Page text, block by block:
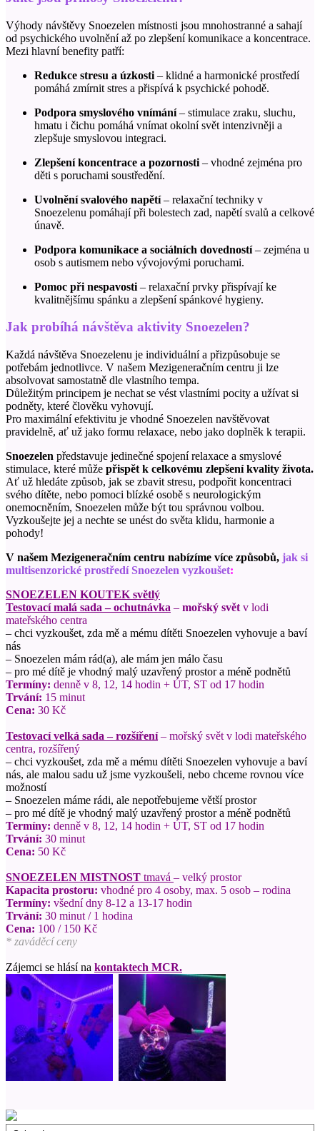
Výhody návštěvy Snoezelen místnosti jsou mnohostranné a sahají
od psychického uvolnění až po zlepšení komunikace a koncentrace.
Mezi hlavní benefity patří:
Redukce stresu a úzkosti – klidné a harmonické prostředí
pomáhá zmírnit stres a přispívá k psychické pohodě.
Podpora smyslového vnímání– stimulace zraku, sluchu,
hmatu i čichu pomáhá vnímat okolní svět intenzivněji a
zlepšuje smyslovou integraci.
Zlepšení koncentrace a pozornosti – vhodné zejména pro
děti s poruchami soustředění.
Uvolnění svalového napětí– relaxační techniky v
Snoezelenu pomáhají při bolestech zad, napětí svalů a celkové
únavě.
Podpora komunikace a sociálních dovedností– zejména u
osob s autismem nebo vývojovými poruchami.
Pomoc při nespavosti – relaxační prvky přispívají ke
kvalitnějšímu spánku a zlepšení spánkové hygieny.
Jak probíhá návštěva aktivity Snoezelen?
Každá návštěva Snoezelenu je individuální a přizpůsobuje se
potřebám jednotlivce. V našem Mezigeneračním centru ji lze
absolvovat samostatně dle vlastního tempa.
Důležitým principem je nechat se vést vlastními pocity a užívat si
podněty, které člověku vyhovují.
Pro maximální efektivitu je vhodné Snoezelen navštěvovat
pravidelně, ať už jako formu relaxace, nebo jako doplněk k terapii.
Snoezelen představuje jedinečné spojení relaxace a smyslové
stimulace, které může přispět k celkovému zlepšení kvality života.
Ať už hledáte způsob, jak se zbavit stresu, podpořit koncentraci
svého dítěte, nebo pomoci blízké osobě s neurologickým
onemocněním, Snoezelen může být tou správnou volbou.
Vyzkoušejte jej a nechte se unést do světa klidu, harmonie a
pohody!
V našem Mezigeneračním centru nabízíme více způsobů, jak si
multisenzorické prostředí Snoezelen vyzkoušet:
SNOEZELEN KOUTEK světlý
Testovací malá sada – ochutnávka – mořský svět v lodi
mateřského centra
– chci vyzkoušet, zda mě a mému dítěti Snoezelen vyhovuje a baví
nás
– Snoezelen mám rád(a), ale mám jen málo času
– pro mé dítě je vhodný malý uzavřený prostor a méně podnětů
Termíny: denně v 8, 12, 14 hodin + ÚT, ST od 17 hodin
Trvání: 15 minut
Cena: 30 Kč
Testovací velká sada – rozšíření– mořský svět v lodi mateřského
centra, rozšířený
– chci vyzkoušet, zda mě a mému dítěti Snoezelen vyhovuje a baví
nás, ale malou sadu už jsme vyzkoušeli, nebo chceme rovnou více
možností
– Snoezelen máme rádi, ale nepotřebujeme větší prostor
– pro mé dítě je vhodný malý uzavřený prostor a méně podnětů
Termíny: denně v 8, 12, 14 hodin + ÚT, ST od 17 hodin
Trvání: 30 minut
Cena: 50 Kč
SNOEZELEN MISTNOST tmavá – velký prostor
Kapacita prostoru: vhodné pro 4 osoby, max. 5 osob – rodina
Termíny: všední dny 8-12 a 13-17 hodin
Trvání: 30 minut / 1 hodina
Cena: 100 / 150 Kč
* zaváděcí ceny
Zájemci se hlásí na kontaktech MCR.